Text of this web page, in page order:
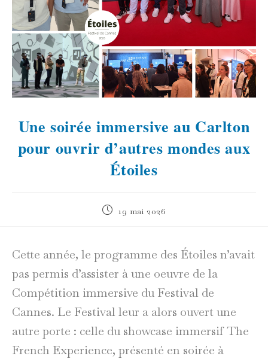
Une soirée immersive au Carlton
pour ouvrir d’autres mondes aux
Étoiles
Publication
19 mai 2026
Cette année, le programme des Étoiles n’avait
pas permis d’assister à une oeuvre de la
Compétition immersive du Festival de
Cannes. Le Festival leur a alors ouvert une
autre porte : celle du showcase immersif The
French Experience, présenté en soirée à